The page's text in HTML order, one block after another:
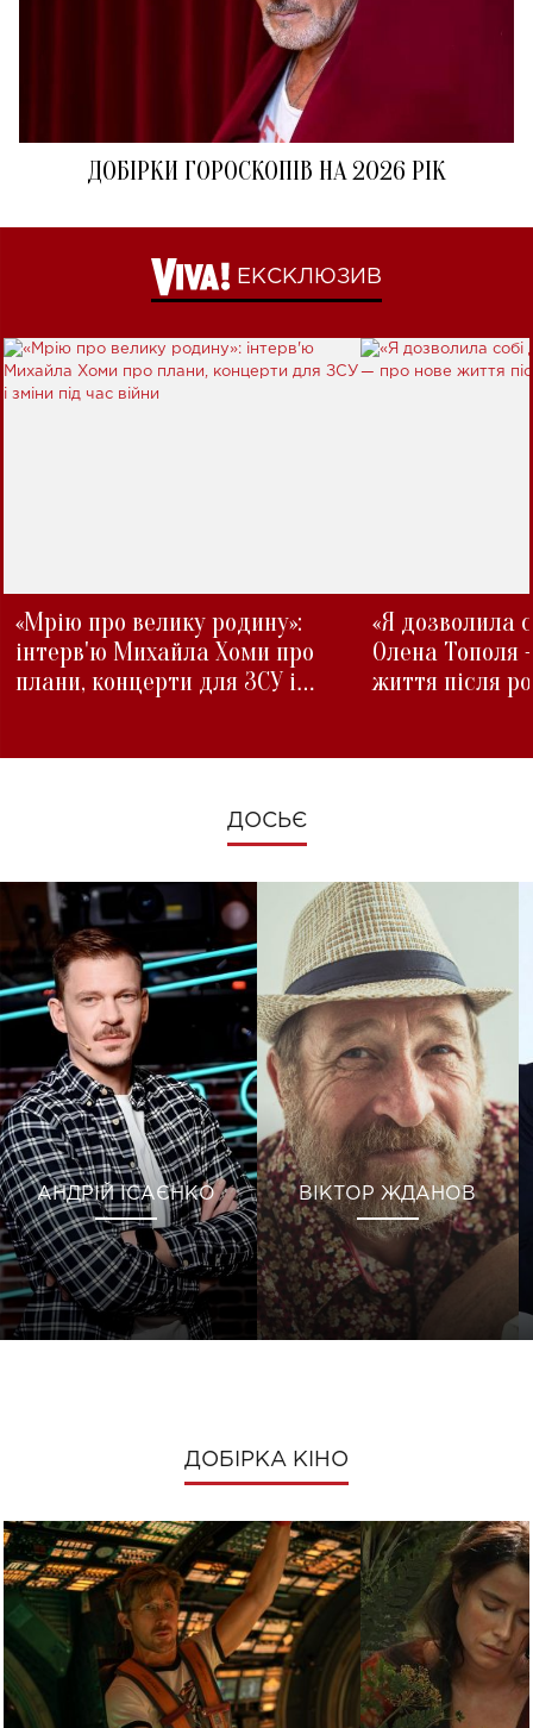
ДОБІРКИ ГОРОСКОПІВ НА 2026 РІК
ЕКСКЛЮЗИВ
«Мрію про велику родину»:
інтерв'ю Михайла Хоми про
плани, концерти для ЗСУ і
«Я дозволила
Олена Тополя
життя після
ДОСЬЄ
АНДРІЙ ІСАЄНКО ВІКТОР ЖДАНОВ
ДОБІРКА КІНО